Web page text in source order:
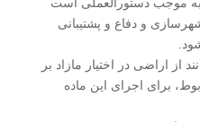
و دفاع و پشتیبانی
از اراضی در اختیار مازاد بر
برای اجرای این ماده